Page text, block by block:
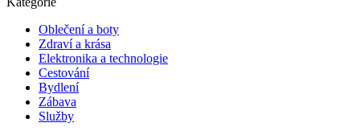
Oblečení a boty
Zdraví a krása
Elektronika a technologie
Cestování
Bydlení
Zábava
Služby